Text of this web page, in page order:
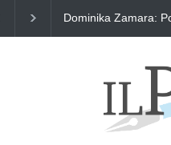
Dominika Zamara: